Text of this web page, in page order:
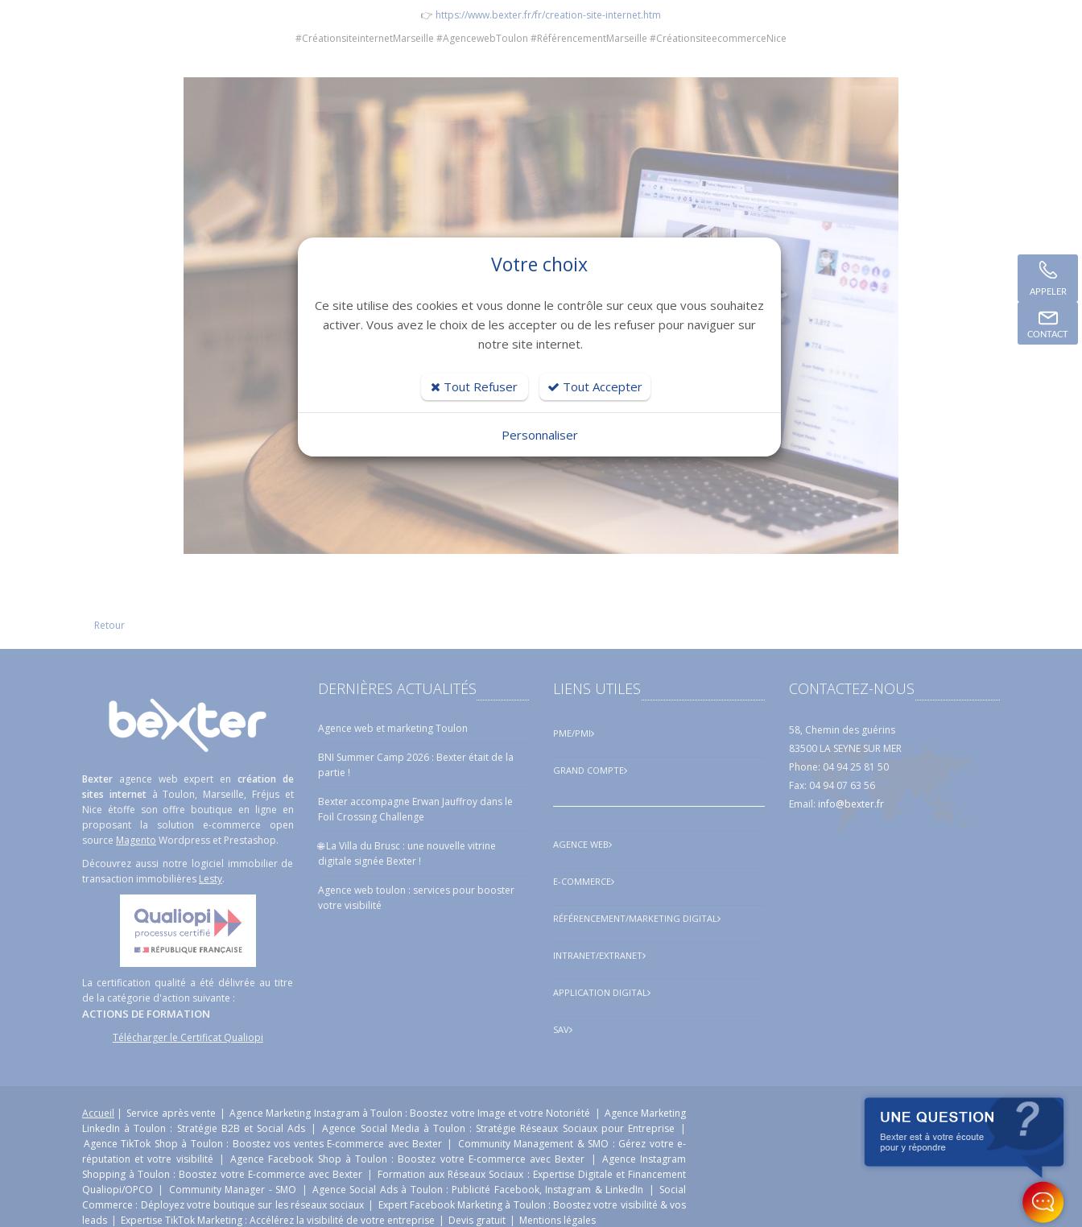
👉 https://www.bexter.fr/fr/creation-site-internet.htm
#CréationsiteinternetMarseille #AgencewebToulon #RéférencementMarseille #CréationsiteecommerceNice
Retour
Bexter agence web expert en création de
sites internet à Toulon, Marseille, Fréjus et
Nice étoffe son offre boutique en ligne en
proposant la solution e-commerce open
source Magento Wordpress et Prestashop.
Découvrez aussi notre logiciel immobilier de
transaction immobilières Lesty.
La certification qualité a été délivrée au titre
de la catégorie d'action suivante :
ACTIONS DE FORMATION
Télécharger le Certificat Qualiopi
DERNIÈRES ACTUALITÉS
Agence web et marketing Toulon
BNI Summer Camp 2026 : Bexter était de la
partie !
Bexter accompagne Erwan Jauffroy dans le
Foil Crossing Challenge
🌐 La Villa du Brusc : une nouvelle vitrine
digitale signée Bexter !
Agence web toulon : services pour booster
votre visibilité
LIENS UTILES
PME/PMI
GRAND COMPTE
AGENCE WEB
E-COMMERCE
RÉFÉRENCEMENT/MARKETING DIGITAL
INTRANET/EXTRANET
APPLICATION DIGITAL
SAV
APPELER
CONTACT
CONTACTEZ-NOUS
58, Chemin des guérins
83500 LA SEYNE SUR MER
Phone: 04 94 25 81 50
Fax: 04 94 07 63 56
Email: info@bexter.fr
Accueil | Service après vente | Agence Marketing Instagram à Toulon : Boostez votre Image et votre Notoriété | Agence Marketing
LinkedIn à Toulon : Stratégie B2B et Social Ads | Agence Social Media à Toulon : Stratégie Réseaux Sociaux pour Entreprise
|
Agence TikTok Shop à Toulon : Boostez vos ventes E-commerce avec Bexter |
Community Management & SMO : Gérez votre e-
réputation et votre visibilité
| Agence Facebook Shop à Toulon : Boostez votre E-commerce avec Bexter | Agence Instagram
Shopping à Toulon : Boostez votre E-commerce avec Bexter | Formation aux Réseaux Sociaux : Expertise Digitale et Financement
Qualiopi/OPCO | Community Manager - SMO | Agence Social Ads à Toulon : Publicité Facebook, Instagram & LinkedIn | Social
Commerce : Déployez votre boutique sur les réseaux sociaux | Expert Facebook Marketing à Toulon : Boostez votre visibilité & vos
leads | Expertise TikTok Marketing : Accélérez la visibilité de votre entreprise | Devis gratuit | Mentions légales
Votre choix
Ce site utilise des cookies et vous donne le contrôle sur ceux que vous souhaitez
activer. Vous avez le choix de les accepter ou de les refuser pour naviguer sur
notre site internet.
Tout Refuser Tout Accepter
Personnaliser